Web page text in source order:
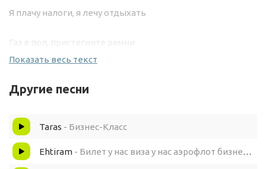
Я плачу налоги, я лечу отдыхать
Газ в пол, пристегните ремни
У моего мужа в тачке лежит пачка купюр
На клип мне привезли Джип
Показать весь текст
Другие песни
Taras - Бизнес-Класс
Ehtiram - Билет у нас виза у нас аэрофлот бизнес класс